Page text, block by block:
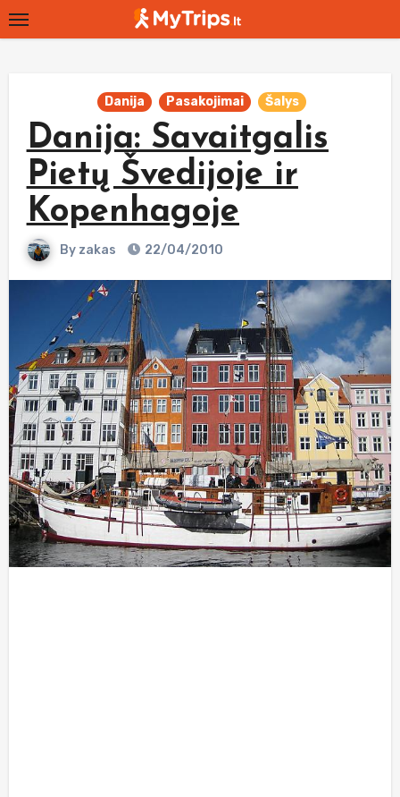
Skip
to
Danija Pasakojimai Šalys
Danija: Savaitgalis
Pietų Švedijoje ir
Kopenhagoje
By zakas 22/04/2010